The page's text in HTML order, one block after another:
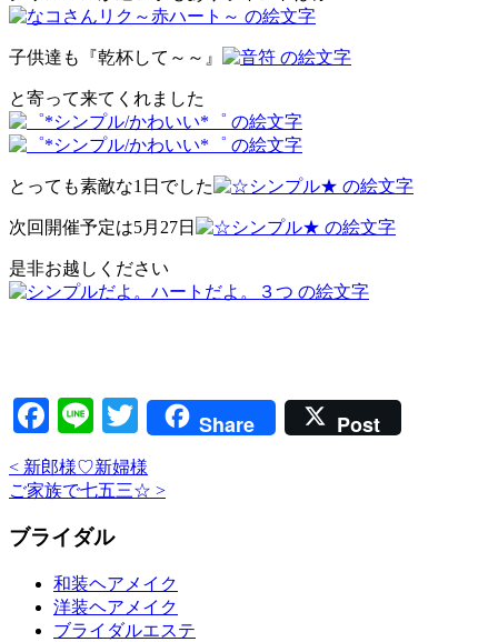
子供達も『乾杯して～～』
と寄って来てくれました
とっても素敵な1日でした
次回開催予定は5月27日
是非お越しください
Facebook
LineTwitter
Share Post
< 新郎様♡新婦様
ご家族で七五三☆ >
ブライダル
和装ヘアメイク
洋装ヘアメイク
ブライダルエステ